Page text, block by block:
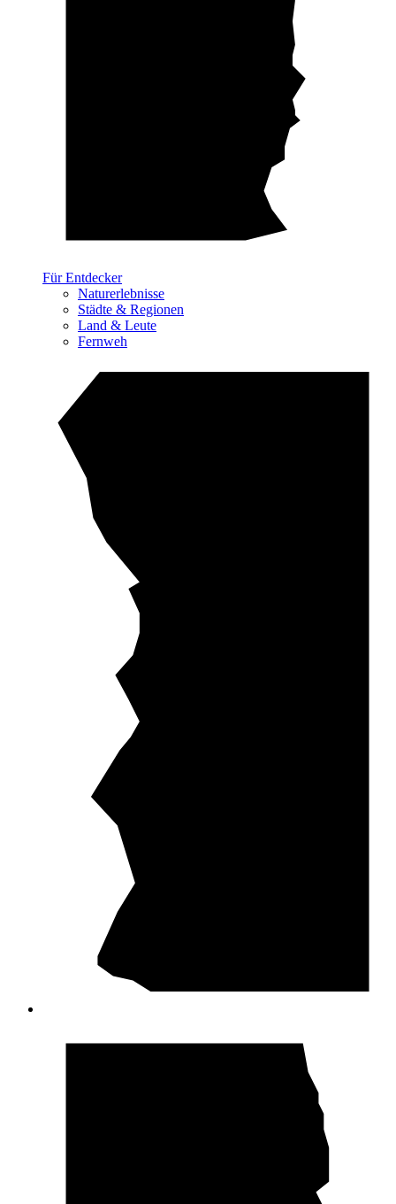
Für Entdecker
Naturerlebnisse
Städte & Regionen
Land & Leute
Fernweh